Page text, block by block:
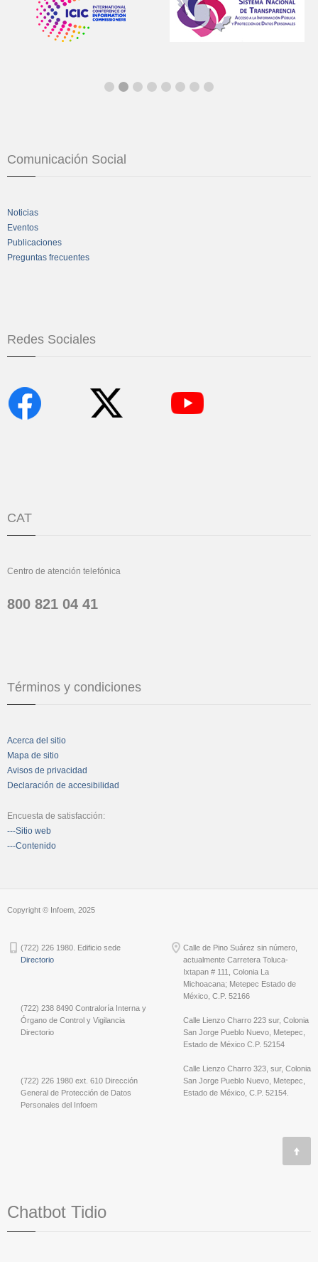
Comunicación Social
Noticias
Eventos
Publicaciones
Preguntas frecuentes
Redes Sociales
CAT
Centro de atención telefónica
800 821 04 41
Términos y condiciones
Acerca del sitio
Mapa de sitio
Avisos de privacidad
Declaración de accesibilidad
Encuesta de satisfacción:
---Sitio web
---Contenido
Copyright © Infoem, 2025
(722) 226 1980. Edificio sede
Directorio
(722) 238 8490 Contraloría Interna y
Órgano de Control y Vigilancia
Directorio
(722) 226 1980 ext. 610 Dirección
General de Protección de Datos
Personales del Infoem
Calle de Pino Suárez sin número,
actualmente Carretera Toluca-
Ixtapan # 111, Colonia La
Michoacana; Metepec Estado de
México, C.P. 52166
Calle Lienzo Charro 223 sur, Colonia
San Jorge Pueblo Nuevo, Metepec,
Estado de México C.P. 52154
Calle Lienzo Charro 323, sur, Colonia
San Jorge Pueblo Nuevo, Metepec,
Estado de México, C.P. 52154.
Chatbot Tidio